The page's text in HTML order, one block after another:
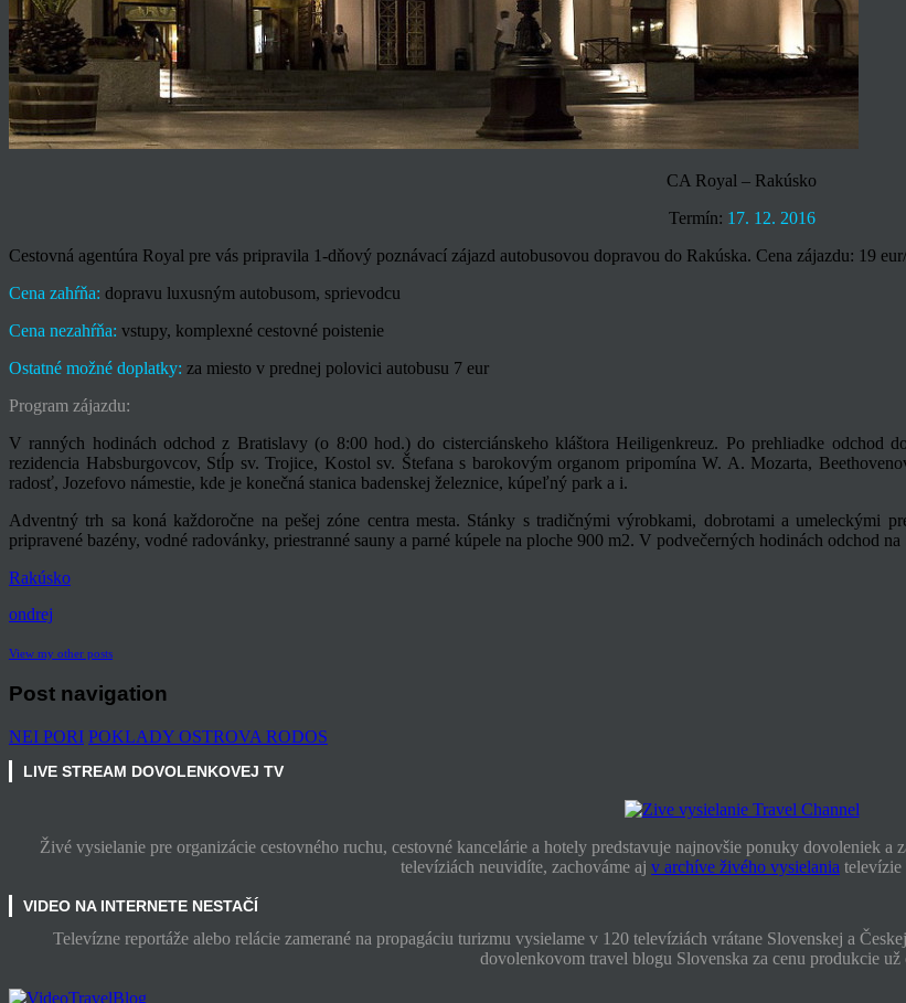
CA Royal – Rakúsko
Termín: 17. 12. 2016
Cestovná agentúra Royal pre vás pripravila 1-dňový poznávací zájazd autobusovou dopravou do Rakúska. Cena zájazdu: 19
Cena zahŕňa: dopravu luxusným autobusom, sprievodcu
Cena nezahŕňa: vstupy, komplexné cestovné poistenie
Ostatné možné doplatky: za miesto v prednej polovici autobusu 7 eur
Program zájazdu:
V ranných hodinách odchod z Bratislavy (o 8:00 hod.) do cisterciánskeho kláštora Heiligenkreuz. Po prehliadke odchod
rezidencia Habsburgovcov, Stĺp sv. Trojice, Kostol sv. Štefana s barokovým organom pripomína W. A. Mozarta,
radosť, Jozefovo námestie, kde je konečná stanica badenskej železnice, kúpeľný park a i.
Adventný trh sa koná každoročne na pešej zóne centra mesta. Stánky s tradičnými výrobkami, dobrotami a umeleckými
pripravené bazény, vodné radovánky, priestranné sauny a parné kúpele na ploche 900 m2. V podvečerných hodinách odchod
Rakúsko
ondrej
View my other posts
Post navigation
NEI PORI POKLADY OSTROVA RODOS
LIVE STREAM DOVOLENKOVEJ TV
Živé vysielanie pre organizácie cestovného ruchu, cestovné kancelárie a hotely predstavuje najnovšie ponuky dovoleniek
televíziách neuvidíte, zachováme aj v archíve živého vysielania televízie
VIDEO NA INTERNETE NESTAČÍ
Televízne reportáže alebo relácie zamerané na propagáciu turizmu vysielame v 120 televíziách vrátane Slovenskej a
dovolenkovom travel blogu Slovenska za cenu produkcie už